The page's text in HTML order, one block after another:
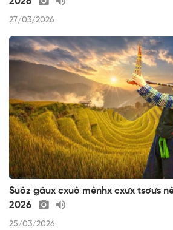
27/03/2026
Suôz gâux cxuô mênhx cxưx tsơưs
2026
25/03/2026